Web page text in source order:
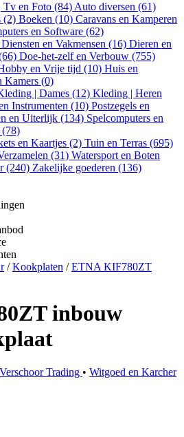
Tv en Foto (84) Auto diversen (61)
(2) Boeken (10) Caravans en Kamperen
en Software (62)
Diensten en Vakmensen (16) Dieren en
Doe-het-zelf en Verbouw (755)
en Vrije tijd (10) Huis en
Kamers (0)
| Dames (12) Kleding | Heren
Instrumenten (10) Postzegels en
en Uiterlijk (134) Spelcomputers en
(78)
en Kaartjes (2) Tuin en Terras (695)
(31) Watersport en Boten
(240) Zakelijke goederen (136)
/Kookplaten /ETNA KIF780ZT
inbouw
Verschoor Trading • Witgoed en Karcher